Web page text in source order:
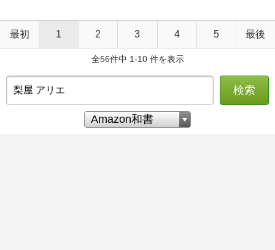
最初 1 2 3 4 5 最後
全56件中 1-10 件を表示
検索